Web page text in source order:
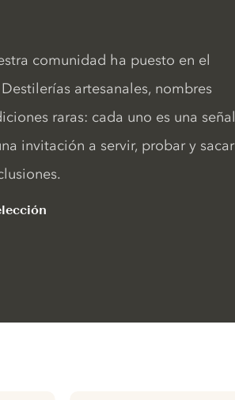
comunidad ha puesto en el
artesanales, nombres
raras: cada uno es una señal
invitación a servir, probar y sacar